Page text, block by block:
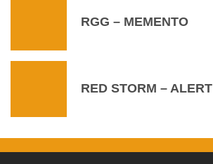
RGG – MEMENTO
RED STORM – ALERT